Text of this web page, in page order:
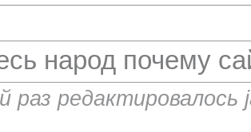
народ почему
раз